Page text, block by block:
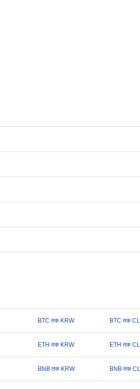
BTC तक KRW BTC तक
ETH तक KRW ETH तक
BNB तक KRW BNB तक